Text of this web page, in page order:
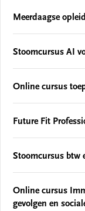
Meerdaagse
Stoomcursus AI
Online cursus
Future Fit
Stoomcursus btw
Online cursus
gevolgen en